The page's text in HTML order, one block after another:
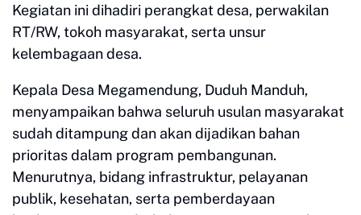
Kegiatan ini dihadiri perangkat desa, perwakilan
RT/RW, tokoh masyarakat, serta unsur
kelembagaan desa.
Kepala Desa Megamendung, Duduh Manduh,
menyampaikan bahwa seluruh usulan masyarakat
sudah ditampung dan akan dijadikan bahan
prioritas dalam program pembangunan.
Menurutnya, bidang infrastruktur, pelayanan
publik, kesehatan, serta pemberdayaan